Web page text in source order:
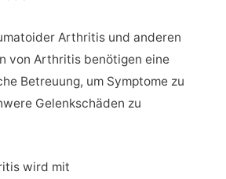
Arthritis und anderen
von Arthritis benötigen eine
Betreuung, um Symptome zu
Gelenkschäden zu
wird mit